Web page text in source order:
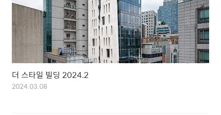
더 스타일 빌딩 2024.2
2024.03.08